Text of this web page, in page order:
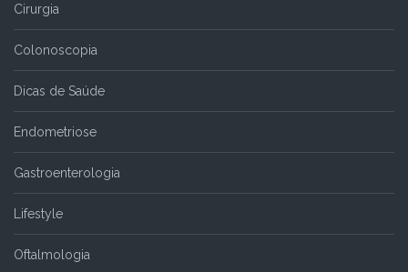
Cirurgia
Colonoscopia
Dicas de Saúde
Endometriose
Gastroenterologia
Lifestyle
Oftalmologia